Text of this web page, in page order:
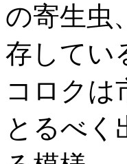
の寄生虫
存してい
コロクは
とるべ